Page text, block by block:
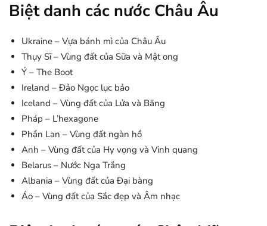
Biệt danh các nước Châu Âu
Ukraine – Vựa bánh mì của Châu Âu
Thụy Sĩ – Vùng đất của Sữa và Mật ong
Ý – The Boot
Ireland – Đảo Ngọc lục bảo
Iceland – Vùng đất của Lửa và Băng
Pháp – L’hexagone
Phần Lan – Vùng đất ngàn hồ
Anh – Vùng đất của Hy vọng và Vinh quang
Belarus – Nước Nga Trắng
Albania – Vùng đất của Đại bàng
Áo – Vùng đất của Sắc đẹp và Âm nhạc